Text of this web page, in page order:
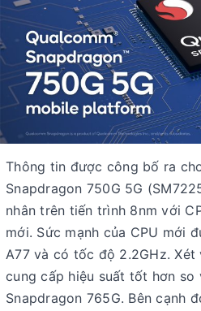
Thông tin được công bố ra
Snapdragon 750G 5G
nhân trên tiến trình 8nm với
mới. Sức mạnh của CPU mới
A77 và có tốc độ 2.2GHz.
cung cấp hiệu suất tốt hơn so
Snapdragon 765G. Bên cạnh